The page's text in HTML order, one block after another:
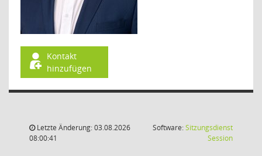
Kontakt
hinzufügen
Letzte Änderung: 03.08.2026
08:00:41
Software:Sitzungsdienst
Session(Wird in